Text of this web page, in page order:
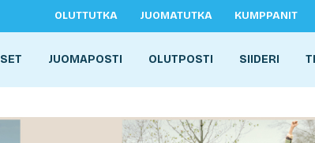
OLUTTUTKA JUOMATUTKA KUMPPANIT
JUOMAPOSTI OLUTPOSTI SIIDERI